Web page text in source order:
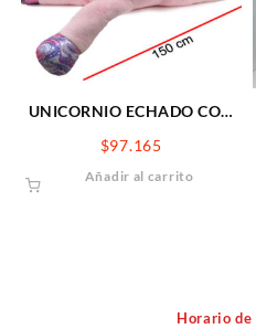
UNICORNIO ECHADO CON
$97.165
Añadir al carrito
Horario